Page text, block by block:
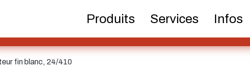
Produits
Produits chimiques
Distributeurs et
Services Infos
fin blanc, 24/410